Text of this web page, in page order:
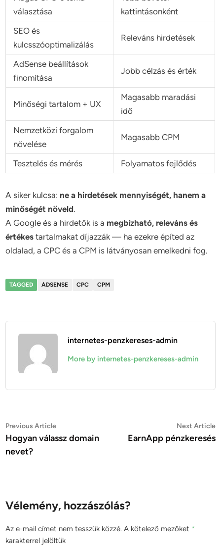
választása
kattintásonként
SEO és
kulcsszóoptimalizálás
Releváns hirdetések
AdSense beállítások
finomítása
Jobb célzás és érték
Minőségi tartalom + UX
Magasabb maradási
idő
Nemzetközi forgalom
növelése
Magasabb CPM
Tesztelés és mérés Folyamatos fejlődés
A siker kulcsa: ne a hirdetések mennyiségét, hanem a
minőségét növeld.
A Google és a hirdetők is a megbízható, releváns és
értékes tartalmakat díjazzák — ha ezekre építed az
oldalad, a CPC és a CPM is látványosan emelkedni fog.
TAGGED ADSENSE CPC CPM
internetes-penzkereses-admin
More by internetes-penzkereses-admin
Bejegyzés
navigáció
Previous ArticlePrevious
article:
Hogyan válassz domain
nevet?
Next Article
EarnApp pénzkeresés
Vélemény, hozzászólás?
Az e-mail címet nem tesszük közzé. A kötelező mezőket *
karakterrel jelöltük